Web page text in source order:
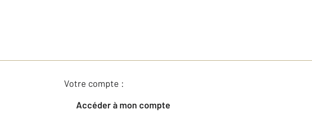
Votre compte :
Accéder à mon compte